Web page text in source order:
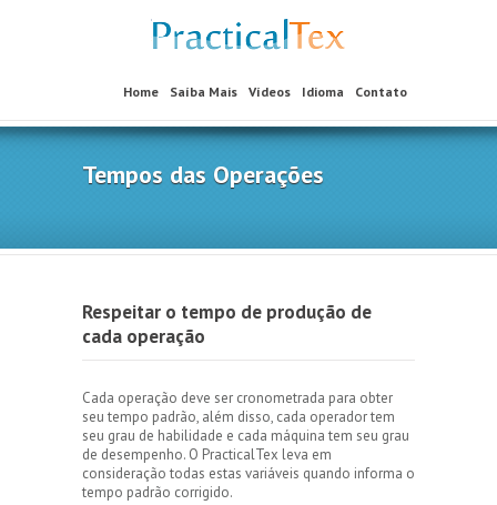
Home Saíba Mais Vídeos Idioma Contato
Tempos das Operações
Respeitar o tempo de produção de
cada operação
Cada operação deve ser cronometrada para obter
seu tempo padrão, além disso, cada operador tem
seu grau de habilidade e cada máquina tem seu grau
de desempenho. O PracticalTex leva em
consideração todas estas variáveis quando informa o
tempo padrão corrigido.